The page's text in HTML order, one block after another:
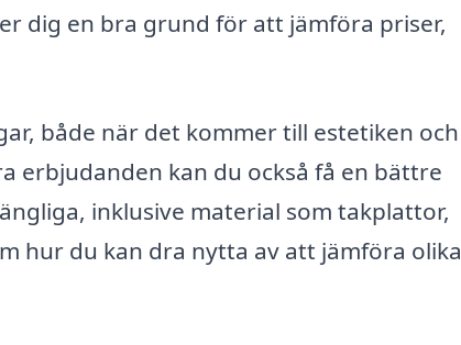
dig en bra grund för att jämföra priser,
både när det kommer till estetiken och
erbjudanden kan du också få en bättre
inklusive material som takplattor,
hur du kan dra nytta av att jämföra olika